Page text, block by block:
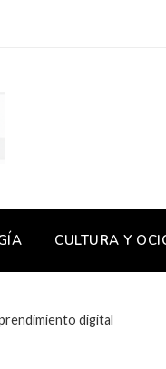
CULTURA Y
digital